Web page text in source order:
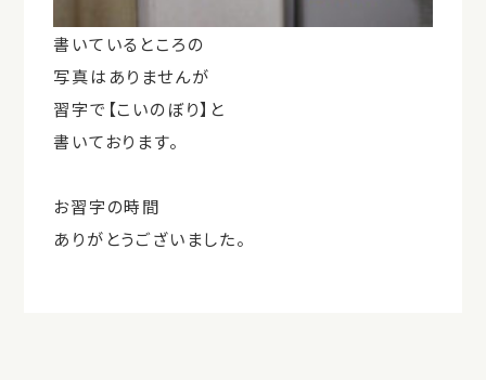
書いているところの
写真はありませんが
習字で【こいのぼり】と
書いております。
お習字の時間
ありがとうございました。